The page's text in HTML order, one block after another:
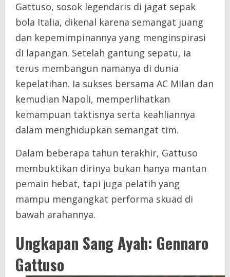
Gattuso, sosok legendaris di jagat sepak
bola Italia, dikenal karena semangat juang
dan kepemimpinannya yang menginspirasi
di lapangan. Setelah gantung sepatu, ia
terus membangun namanya di dunia
kepelatihan. Ia sukses bersama AC Milan dan
kemudian Napoli, memperlihatkan
kemampuan taktisnya serta keahliannya
dalam menghidupkan semangat tim.
Dalam beberapa tahun terakhir, Gattuso
membuktikan dirinya bukan hanya mantan
pemain hebat, tapi juga pelatih yang
mampu mengangkat performa skuad di
bawah arahannya.
Ungkapan Sang Ayah: Gennaro
Gattuso